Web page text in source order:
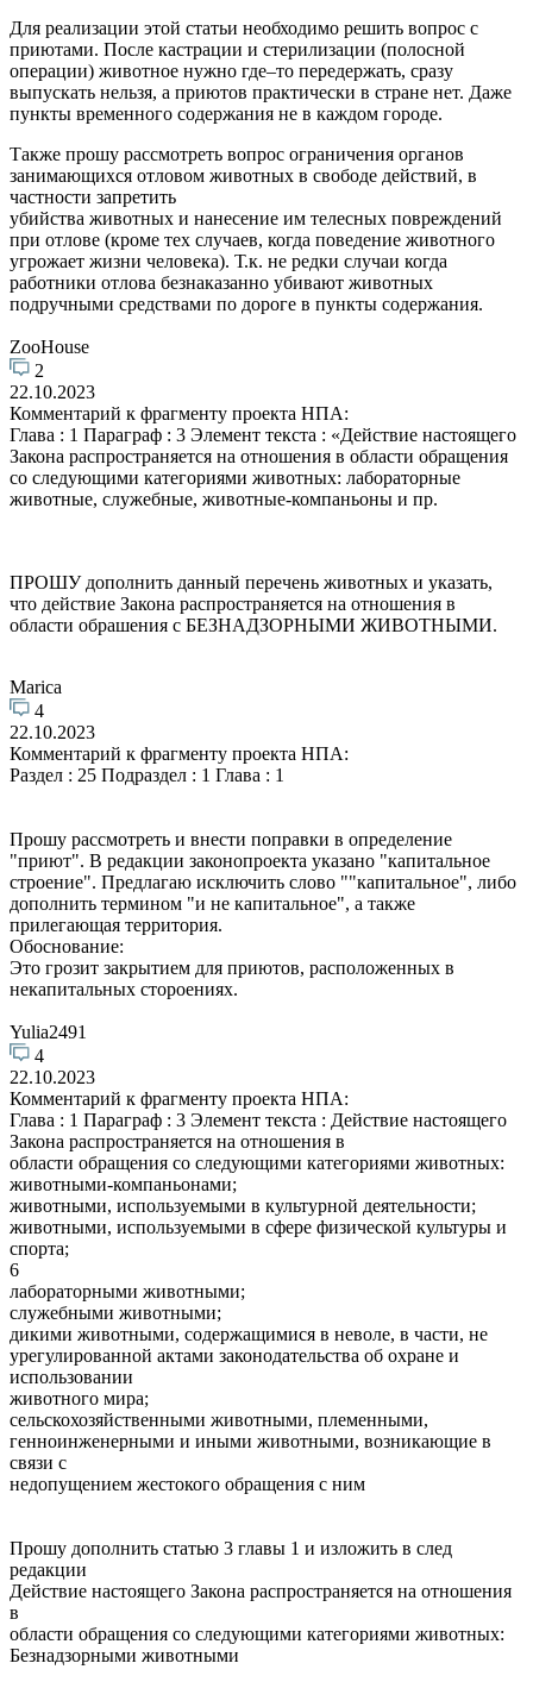
Для реализации этой статьи необходимо решить вопрос с
приютами. После кастрации и стерилизации (полосной
операции) животное нужно где–то передержать, сразу
выпускать нельзя, а приютов практически в стране нет. Даже
пункты временного содержания не в каждом городе.
Также прошу рассмотреть вопрос ограничения органов
занимающихся отловом животных в свободе действий, в
частности запретить
убийства животных и нанесение им телесных повреждений
при отлове (кроме тех случаев, когда поведение животного
угрожает жизни человека). Т.к. не редки случаи когда
работники отлова безнаказанно убивают животных
подручными средствами по дороге в пункты содержания.
ZooHouse
2
22.10.2023
Комментарий к фрагменту проекта НПА:
Глава : 1 Параграф : 3 Элемент текста : «Действие настоящего
Закона распространяется на отношения в области обращения
со следующими категориями животных: лабораторные
животные, служебные, животные-компаньоны и пр.
ПРОШУ дополнить данный перечень животных и указать,
что действие Закона распространяется на отношения в
области обрашения с БЕЗНАДЗОРНЫМИ ЖИВОТНЫМИ.
Marica
4
22.10.2023
Комментарий к фрагменту проекта НПА:
Раздел : 25 Подраздел : 1 Глава : 1
Прошу рассмотреть и внести поправки в определение
"приют". В редакции законопроекта указано "капитальное
строение". Предлагаю исключить слово ""капитальное", либо
дополнить термином "и не капитальное", а также
прилегающая территория.
Обоснование:
Это грозит закрытием для приютов, расположенных в
некапитальных стороениях.
Yulia2491
4
22.10.2023
Комментарий к фрагменту проекта НПА:
Глава : 1 Параграф : 3 Элемент текста : Действие настоящего
Закона распространяется на отношения в
области обращения со следующими категориями животных:
животными-компаньонами;
животными, используемыми в культурной деятельности;
животными, используемыми в сфере физической культуры и
спорта;
6
лабораторными животными;
служебными животными;
дикими животными, содержащимися в неволе, в части, не
урегулированной актами законодательства об охране и
использовании
животного мира;
сельскохозяйственными животными, племенными,
генноинженерными и иными животными, возникающие в
связи с
недопущением жестокого обращения с ним
Прошу дополнить статью 3 главы 1 и изложить в след
редакции
Действие настоящего Закона распространяется на отношения
в
области обращения со следующими категориями животных:
Безнадзорными животными